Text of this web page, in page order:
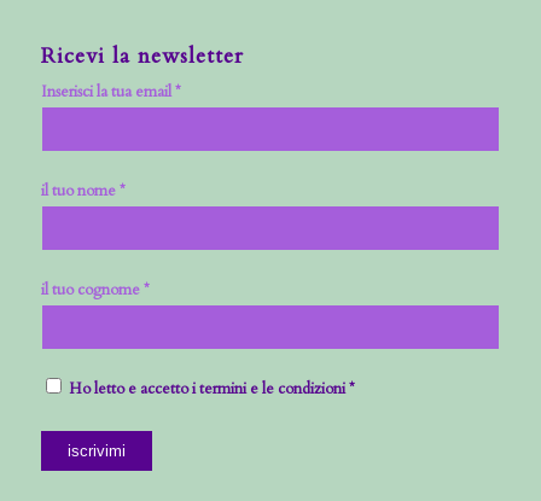
Ricevi la newsletter
Inserisci la tua email *
il tuo nome *
il tuo cognome *
Ho letto e accetto i termini e le condizioni *